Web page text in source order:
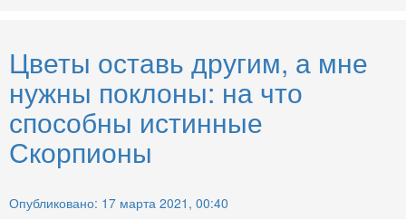
Цветы оставь другим, а мне
нужны поклоны: на что
способны истинные
Скорпионы
Опубликовано: 17 марта 2021, 00:40